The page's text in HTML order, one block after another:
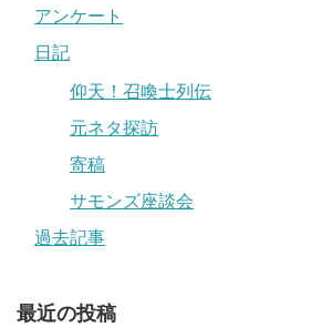
アンケート
日記
仰天！召喚士列伝
元ネタ探訪
寄稿
サモンズ座談会
過去記事
最近の投稿